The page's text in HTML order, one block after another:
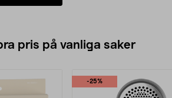
pris på vanliga saker
-25%